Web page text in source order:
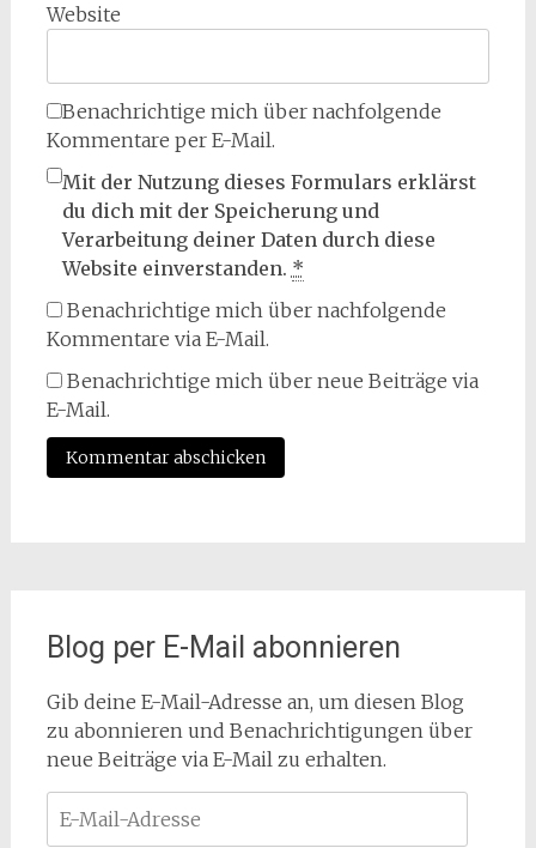
Website
Benachrichtige mich über nachfolgende
Kommentare per E-Mail.
Mit der Nutzung dieses Formulars erklärst
du dich mit der Speicherung und
Verarbeitung deiner Daten durch diese
Website einverstanden. *
Benachrichtige mich über nachfolgende
Kommentare via E-Mail.
Benachrichtige mich über neue Beiträge via
E-Mail.
Blog per E-Mail abonnieren
Gib deine E-Mail-Adresse an, um diesen Blog
zu abonnieren und Benachrichtigungen über
neue Beiträge via E-Mail zu erhalten.
Mail-